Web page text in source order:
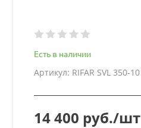
Есть в наличии
Артикул: RIFAR SVL 350-10
14 400 руб./шт